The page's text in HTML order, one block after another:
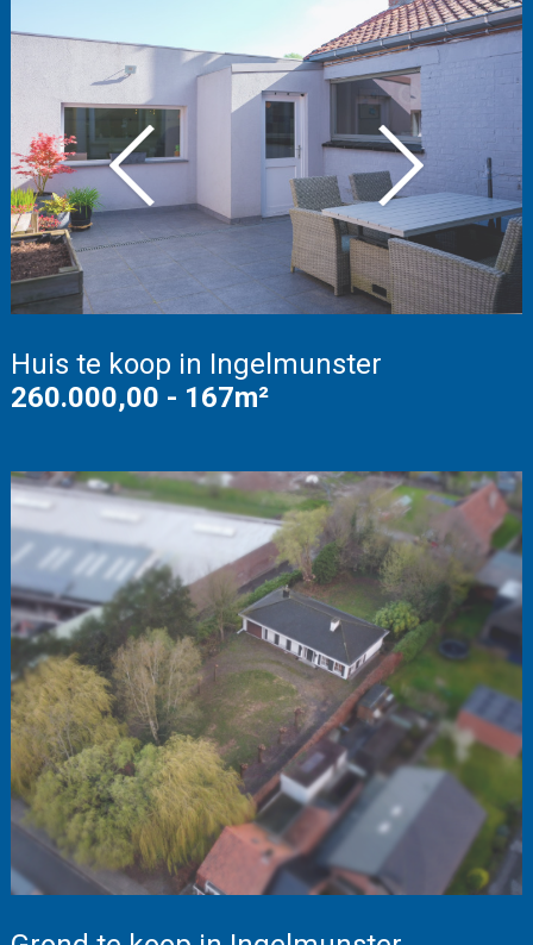
Vorige Volgende
Huis te koop in Ingelmunster
260.000,00 - 167m²